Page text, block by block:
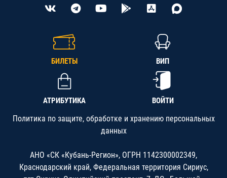
БИЛЕТЫ ВИП
АТРИБУТИКА ВОЙТИ
Политика по защите, обработке и хранению персональных
данных
АНО «СК «Кубань-Регион», ОГРН 1142300002349,
Краснодарский край, Федеральная территория Сириус,